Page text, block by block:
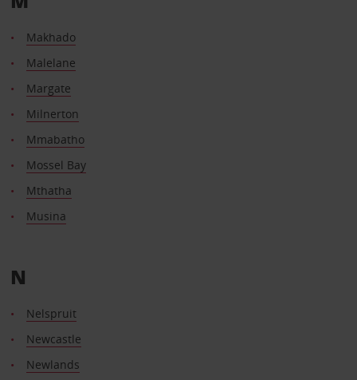
Makhado
Malelane
Margate
Milnerton
Mmabatho
Mossel Bay
Mthatha
Musina
N
Nelspruit
Newcastle
Newlands